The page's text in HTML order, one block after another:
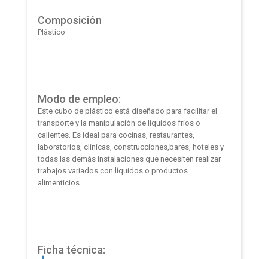
Composición
Plástico
Modo de empleo:
Este cubo de plástico está diseñado para facilitar el
transporte y la manipulación de líquidos fríos o
calientes. Es ideal para cocinas, restaurantes,
laboratorios, clínicas, construcciones,bares, hoteles y
todas las demás instalaciones que necesiten realizar
trabajos variados con líquidos o productos
alimenticios.
Ficha técnica: